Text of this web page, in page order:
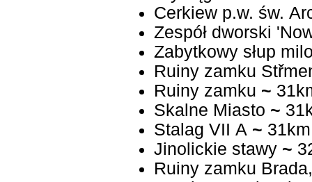
Cerkiew p.w. św.
Zespół dworski
Zabytkowy słup
Ruiny zamku
Ruiny zamku ~
Skalne Miasto ~
Stalag VII A ~ 31km
Jinolickie stawy ~
Ruiny zamku